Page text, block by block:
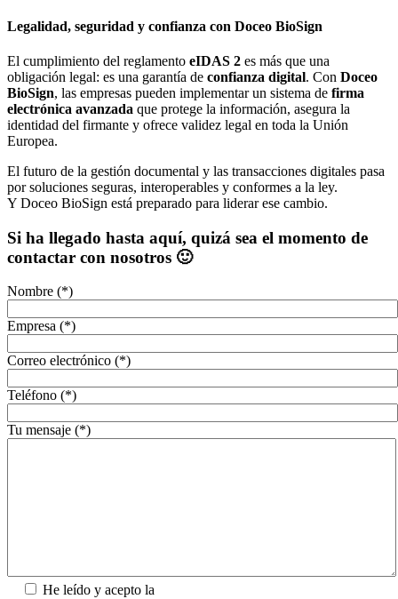
Legalidad, seguridad y confianza con Doceo BioSign
El cumplimiento del reglamento eIDAS 2 es más que una
obligación legal: es una garantía de confianza digital. Con Doceo
BioSign, las empresas pueden implementar un sistema de firma
electrónica avanzada que protege la información, asegura la
identidad del firmante y ofrece validez legal en toda la Unión
Europea.
El futuro de la gestión documental y las transacciones digitales pasa
por soluciones seguras, interoperables y conformes a la ley.
Y Doceo BioSign está preparado para liderar ese cambio.
Si ha llegado hasta aquí, quizá sea el momento de
contactar con nosotros 🙂
Nombre (*)
Empresa (*)
Correo electrónico (*)
Teléfono (*)
Tu mensaje (*)
He leído y acepto la